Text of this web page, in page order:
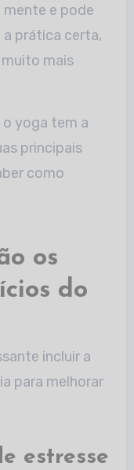
mente e pode
prática certa,
mais
yoga tem a
principais
como
os
do
incluir a
para melhorar
estresse